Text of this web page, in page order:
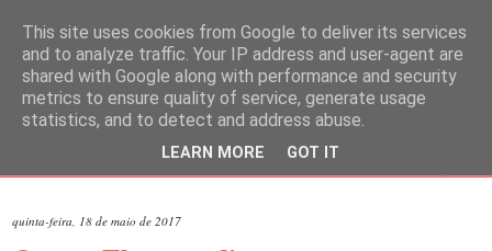
quinta-feira, 18 de maio de 2017
This site uses cookies from Google to deliver its services
and to analyze traffic. Your IP address and user-agent are
shared with Google along with performance and security
metrics to ensure quality of service, generate usage
statistics, and to detect and address abuse.
LEARN MORE GOT IT